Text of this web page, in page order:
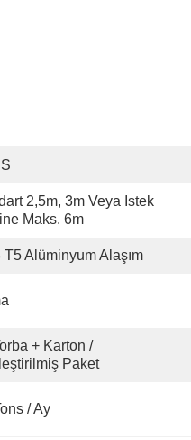
2,5m, 3m Veya Istek
Maks. 6m
T5 Alüminyum Alaşım
+ Karton /
Paket
/ Ay